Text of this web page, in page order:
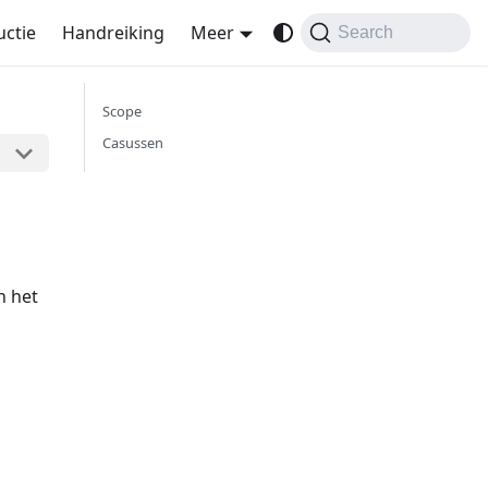
Handreiking Meer Search
het
Scope
Casussen